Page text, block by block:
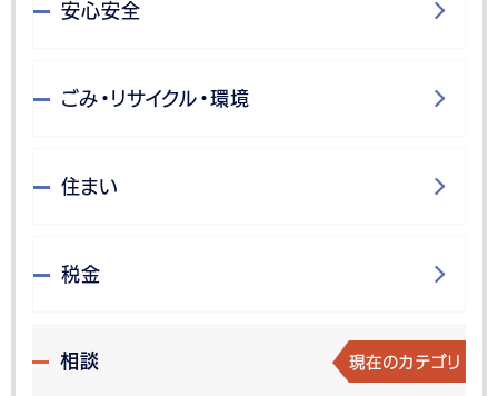
安心安全
ごみ・リサイクル・環境
住まい
税金
相談 現在のカテゴリ